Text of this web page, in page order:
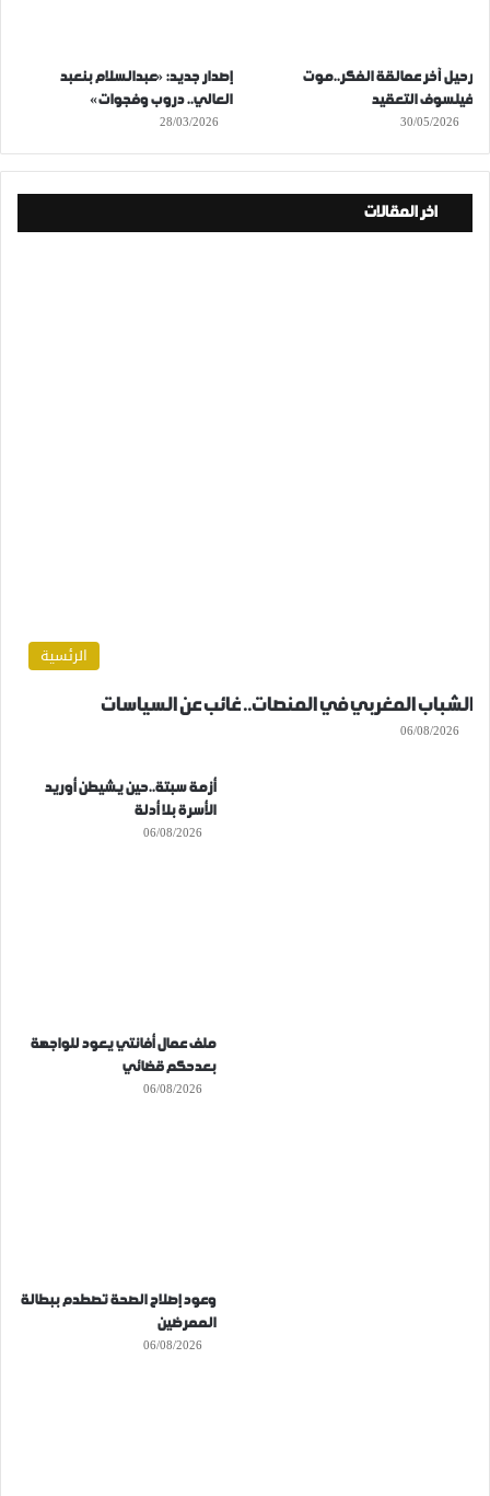
رحيل آخر عمالقة الفكر..موت
فيلسوف التعقيد
30/05/2026
إصدار جديد: «عبدالسلام بنعبد
العالي.. دروب وفجوات»
28/03/2026
اخر المقالات
الرئسية
الشباب المغربي في المنصات.. غائب عن السياسات
06/08/2026
أزمة سبتة..حين يشيطن أوريد
الأسرة بلا أدلة
06/08/2026
ملف عمال أفانتي يعود للواجهة
بعدحكم قضائي
06/08/2026
وعود إصلاح الصحة تصطدم ببطالة
الممرضين
06/08/2026